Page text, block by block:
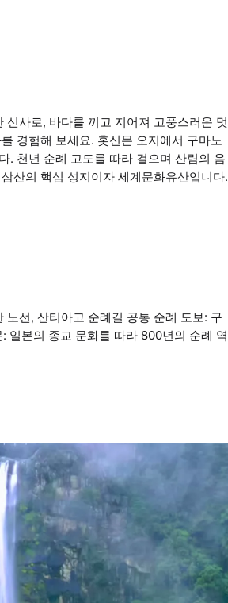
사로, 바다를 끼고 지어져 고풍스러운 멋
경험해 보세요. 홋신몬 오지에서 구마노
. 천년 순례 고도를 따라 걸으며 산림의 음
산의 핵심 성지이자 세계문화유산입니다.
선, 산티아고 순례길 공통 순례 도보: 구
일본의 종교 문화를 따라 800년의 순례 역